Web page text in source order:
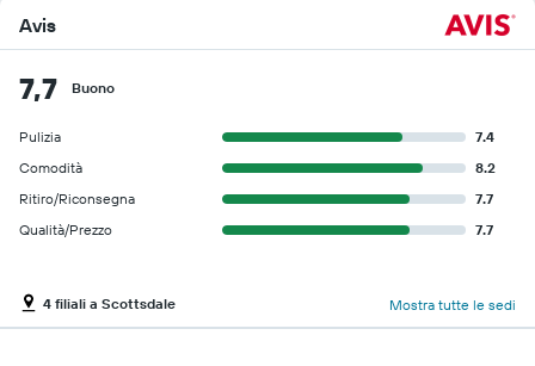
Avis
7,7 Buono
Pulizia
7.4
Comodità
8.2
Ritiro/Riconsegna
7.7
Qualità/Prezzo
7.7
4 filiali a Scottsdale Mostra tutte le sedi